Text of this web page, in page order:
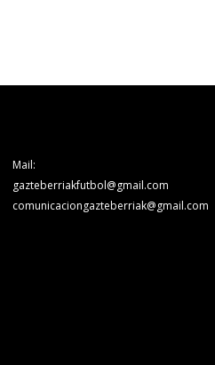
Mail:
gazteberriakfutbol@gmail.com
comunicaciongazteberriak@gmail.com